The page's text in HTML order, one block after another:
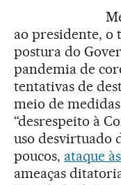
ao presidente, o
postura do
pandemia de
tentativas de
meio de
“desrespeito à
uso desvirtuado
poucos, ataque
ameaças